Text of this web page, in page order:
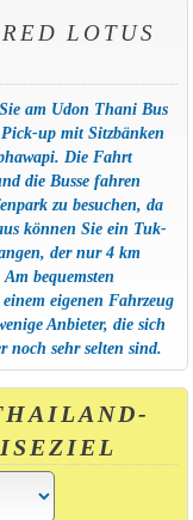
LOTUS
am Udon Thani Bus
up mit Sitzbänken
Die Fahrt
die Busse fahren
zu besuchen, da
können Sie ein Tuk-
der nur 4 km
Am bequemsten
eigenen Fahrzeug
Anbieter, die sich
noch sehr selten sind.